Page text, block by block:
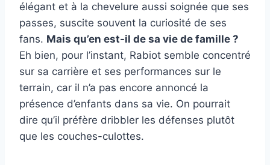
élégant et à la chevelure aussi soignée que ses
passes, suscite souvent la curiosité de ses
fans. Mais qu’en est-il de sa vie de famille ?
Eh bien, pour l’instant, Rabiot semble concentré
sur sa carrière et ses performances sur le
terrain, car il n’a pas encore annoncé la
présence d’enfants dans sa vie. On pourrait
dire qu’il préfère dribbler les défenses plutôt
que les couches-culottes.